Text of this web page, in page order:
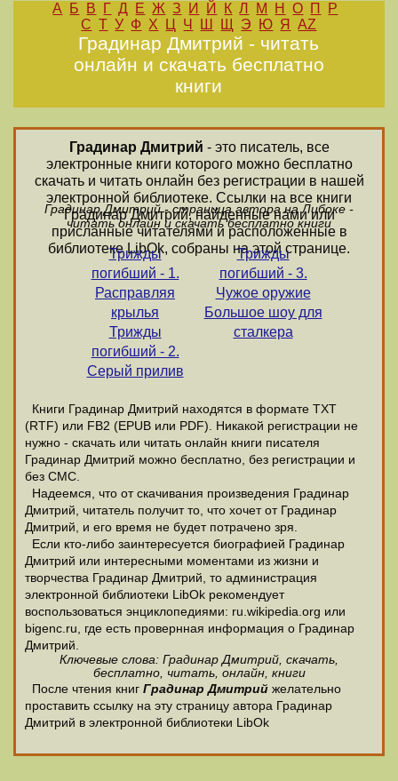
А Б В Г Д Е Ж З И Й К Л М Н О П
Р
С Т У Ф Х Ц Ч Ш Щ Э Ю Я AZ
Градинар Дмитрий - читать
онлайн и скачать бесплатно
книги
Градинар Дмитрий - это писатель, все
электронные книги которого можно бесплатно
скачать и читать онлайн без регистрации в нашей
электронной библиотеке. Ссылки на все книги
Градинар Дмитрий, найденные нами или
присланные читателями и расположенные в
библиотеке LibOk, собраны на этой странице.
Градинар Дмитрий - страница автора на Либоке -
читать онлайн и скачать бесплатно книги
Трижды
погибший - 1.
Расправляя
крылья
Трижды
погибший - 2.
Серый прилив
Трижды
погибший - 3.
Чужое оружие
Большое шоу для
сталкера
Книги Градинар Дмитрий находятся в формате ТХТ
(RTF) или FB2 (EPUB или PDF). Никакой регистрации не
нужно - скачать или читать онлайн книги писателя
Градинар Дмитрий можно бесплатно, без регистрации и
без СМС.
Надеемся, что от скачивания произведения Градинар
Дмитрий, читатель получит то, что хочет от Градинар
Дмитрий, и его время не будет потрачено зря.
Если кто-либо заинтересуется биографией Градинар
Дмитрий или интересными моментами из жизни и
творчества Градинар Дмитрий, то администрация
электронной библиотеки LibOk рекомендует
воспользоваться энциклопедиями: ru.wikipedia.org или
bigenc.ru, где есть провернная информация о Градинар
Дмитрий.
Ключевые слова: Градинар Дмитрий, скачать,
бесплатно, читать, онлайн, книги
После чтения книг Градинар Дмитрий желательно
проставить ссылку на эту страницу автора Градинар
Дмитрий в электронной библиотеки LibOk